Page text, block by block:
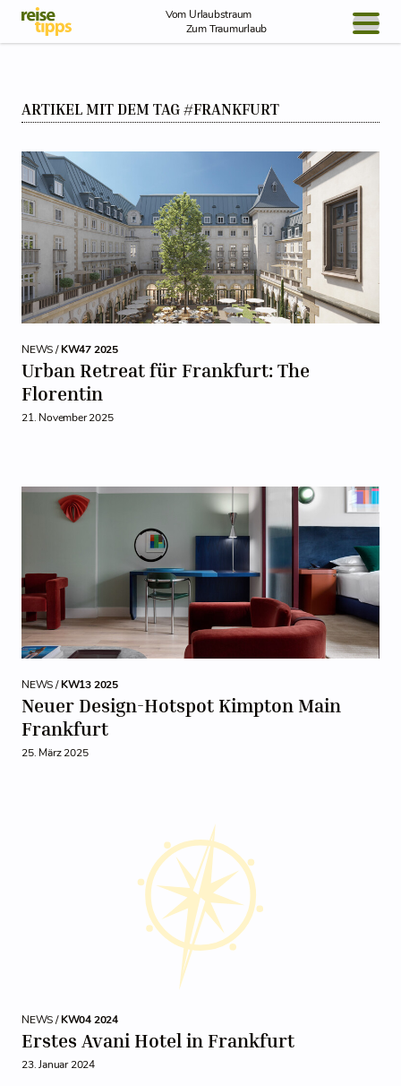
Skip to Content
Vom Urlaubstraum
Zum Traumurlaub
NEWS
ARTIKEL MIT DEM TAG #FRANKFURT
NEWS /KW47 2025
Urban Retreat für Frankfurt: The
Florentin
21. November 2025
NEWS /KW13 2025
Neuer Design-Hotspot Kimpton Main
Frankfurt
25. März 2025
NEWS /KW04 2024
Erstes Avani Hotel in Frankfurt
23. Januar 2024